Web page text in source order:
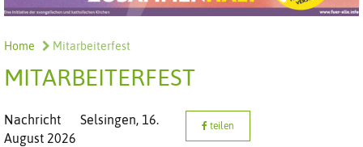
Home Mitarbeiterfest
MITARBEITERFEST
Nachricht Selsingen, 16.
August 2026
teilen